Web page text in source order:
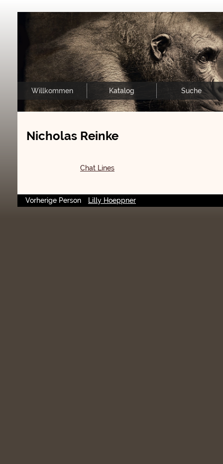
Willkommen Katalog Suche
Nicholas Reinke
Chat Lines
Vorherige Person Lilly Hoeppner